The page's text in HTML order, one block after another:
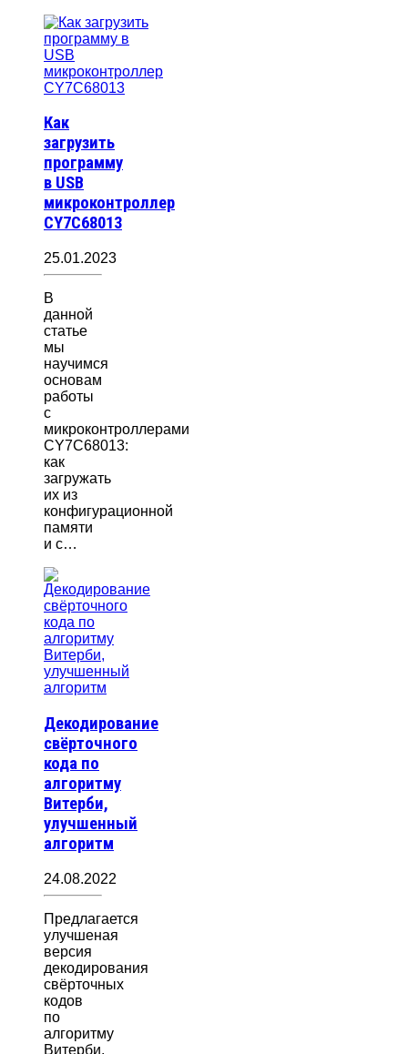
Как
загрузить
программу
в USB
микроконтроллер
CY7C68013
25.01.2023
В
данной
статье
мы
научимся
основам
работы
с
микроконтроллерами
CY7C68013:
как
загружать
их из
конфигурационной
памяти
и с…
Декодирование
свёрточного
кода по
алгоритму
Витерби,
улучшенный
алгоритм
24.08.2022
Предлагается
улучшеная
версия
декодирования
свёрточных
кодов
по
алгоритму
Витерби.